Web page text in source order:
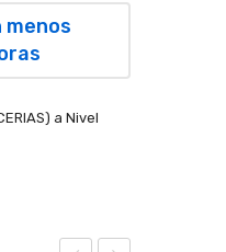
menos
a Nivel